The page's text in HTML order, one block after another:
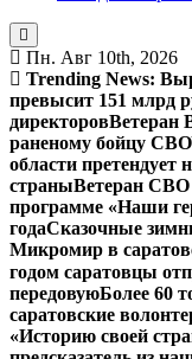
Пн. Авг 10th, 2026
Trending News:
превысит 151 млрд
директоровВетеран
раненому бойцу СВО
области претендует
страныВетеран СВО
программе «Наши
годаСказочные
Микромир в
годом саратовцы
передовуюБолее 60
саратовские
«Историю своей